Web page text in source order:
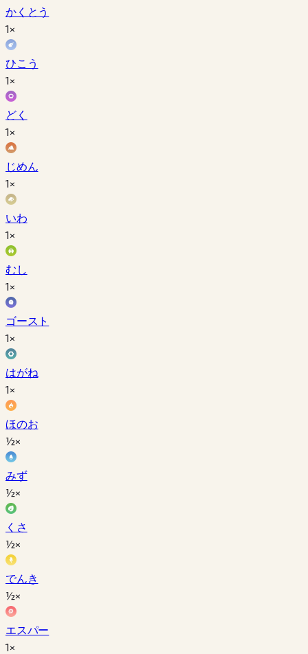
かくとう
1×
ひこう
1×
どく
1×
じめん
1×
いわ
1×
むし
1×
ゴースト
1×
はがね
1×
ほのお
½×
みず
½×
くさ
½×
でんき
½×
エスパー
1×